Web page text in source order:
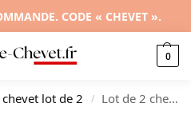
CODE « CHEVET ».
0
chevet lot de 2 / Lot de 2 chevets pin rustique connecté, 79.5x38x65.5cm